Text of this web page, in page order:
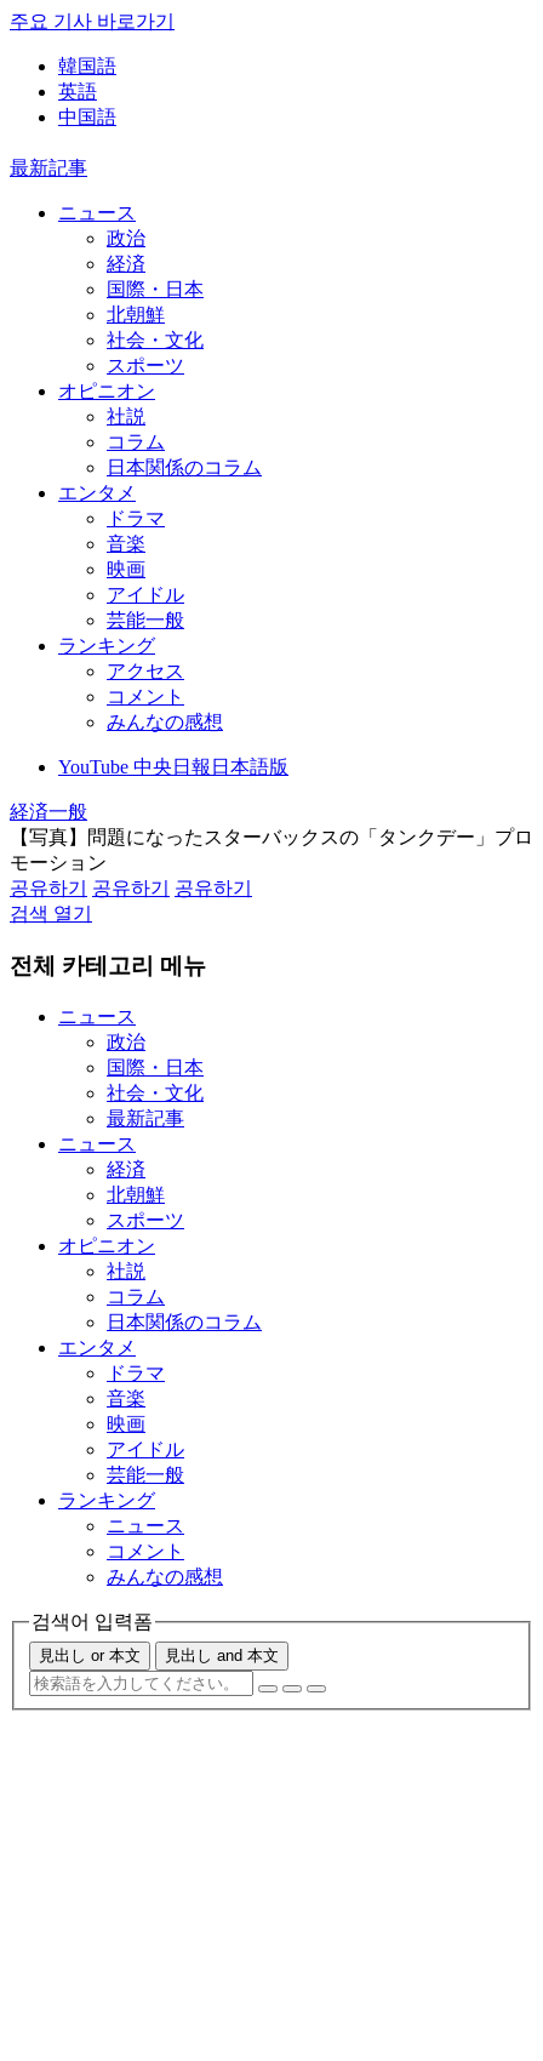
주요 기사 바로가기
韓国語
英語
中国語
最新記事
ニュース
政治
経済
国際・日本
北朝鮮
社会・文化
スポーツ
オピニオン
社説
コラム
日本関係のコラム
エンタメ
ドラマ
音楽
映画
アイドル
芸能一般
ランキング
アクセス
コメント
みんなの感想
YouTube 中央日報日本語版
経済一般
【写真】問題になったスターバックスの「タンクデー」プロ
モーション
공유하기
공유하기
공유하기
검색 열기
전체 카테고리 메뉴
ニュース
政治
国際・日本
社会・文化
最新記事
ニュース
経済
北朝鮮
スポーツ
オピニオン
社説
コラム
日本関係のコラム
エンタメ
ドラマ
音楽
映画
アイドル
芸能一般
ランキング
ニュース
コメント
みんなの感想
검색어 입력폼
見出し or 本文 見出し and 本文